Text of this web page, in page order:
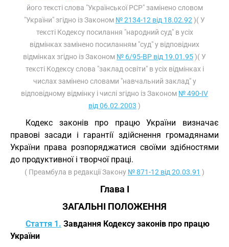
його тексті слова "Української РСР" замінено словом
"України" згідно із Законом № 2134-12 від 18.02.92 )( У
тексті Кодексу посилання "народний суд" в усіх
відмінках замінено посиланням "суд" у відповідних
відмінках згідно із Законом № 6/95-ВР від 19.01.95)( У
тексті Кодексу слова "заклад освіти" в усіх відмінках і
числах замінено словами "навчальний заклад" у
відповідному відмінку і числі згідно із Законом № 490-IV
від 06.02.2003 )
Кодекс законів про працю України визначає
правові засади і гарантії здійснення громадянами
України права розпоряджатися своїми здібностями
до продуктивної і творчої праці.
( Преамбула в редакції Закону № 871-12 від 20.03.91 )
Глава I
ЗАГАЛЬНІ ПОЛОЖЕННЯ
Стаття 1. Завдання Кодексу законів про працю
України